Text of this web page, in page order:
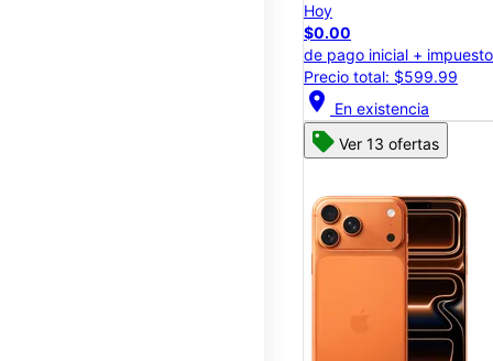
Hoy
$0.00
de pago inicial +
Precio total: $599.99
location_on En existencia
Ver 13 ofertas